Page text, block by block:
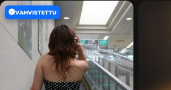
VAHVISTETTU